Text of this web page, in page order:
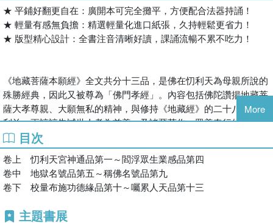
★ 平鋪好翻更自在：廣開本可完全攤平，方便配合法器持誦！
★ 輕量有感無負擔：精選輕量化進口紙張，久持輕鬆更省力！
★ 版型精心設計：全書注音清晰好讀，課誦流暢不累不吃力！
《地藏菩薩本願經》全文共分十三品，是佛在忉利天為母親所說的
殊勝經典，因此又被尊為「佛門孝經」。內容包括佛陀讚揚地藏菩
薩大孝尊親、大願無私的精神，與修持《地藏經》的二十八種功德
利益；更諄諄告誡世人孝為首善，及諸惡莫作、眾善奉行的道理。
欲為父母、眷屬（不論在世或往生）消障祈福，或為累世冤親債主
解冤釋結者，若能誠心護持讀誦，必得諸佛菩薩感應庇祐，獲無上
福德。
修持法門：
More
目次
卷上 忉利天宮神通品第一～閻浮眾生業感品第四
卷中 地獄名號品第五～稱佛名號品第九
卷下 校量布施功德緣品第十～囑累人天品第十三
主題書展